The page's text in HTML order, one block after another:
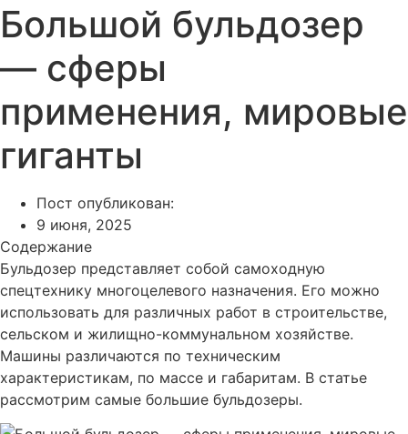
Большой бульдозер
— сферы
применения, мировые
гиганты
Пост опубликован:
9 июня, 2025
Содержание
Бульдозер представляет собой самоходную
спецтехнику многоцелевого назначения. Его можно
использовать для различных работ в строительстве,
сельском и жилищно-коммунальном хозяйстве.
Машины различаются по техническим
характеристикам, по массе и габаритам. В статье
рассмотрим самые большие бульдозеры.